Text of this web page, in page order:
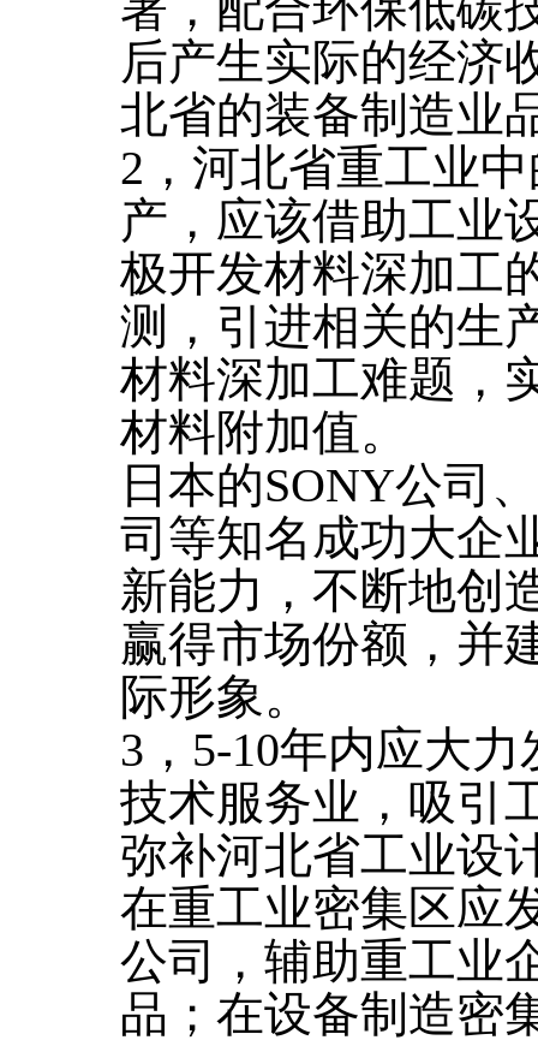
后产生实际的经济
北省的装备制造业
2，河北省重工业
产，应该借助工业
极开发材料深加工
测，引进相关的生
材料深加工难题，
材料附加值。
日本的SONY公司
司等知名成功大企
新能力，不断地创
赢得市场份额，并
际形象。
3，5-10年内应大
技术服务业，吸引
弥补河北省工业设
在重工业密集区应
公司，辅助重工业
品；在设备制造密